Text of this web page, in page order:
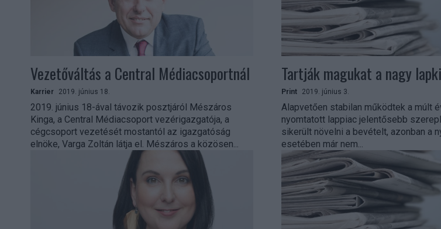
Vezetőváltás a Central Médiacsoportnál
Karrier 2019. június 18.
2019. június 18-ával távozik posztjáról Mészáros
Kinga, a Central Médiacsoport vezérigazgatója, a
cégcsoport vezetését mostantól az igazgatóság
elnöke, Varga Zoltán látja el. Mészáros a közösen...
Tartják magukat a nagy
Print 2019. június 3.
Alapvetően stabilan működtek a múlt
nyomtatott lappiac jelentősebb
sikerült növelni a bevételt, azonban a
esetében már nem...